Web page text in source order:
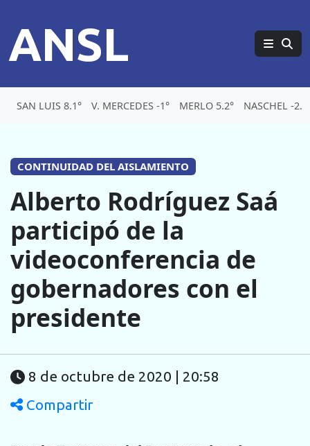
ANSL
SAN LUIS 8.1° V. MERCEDES -1° MERLO 5.2° NASCHEL -
CONTINUIDAD DEL AISLAMIENTO
Alberto Rodríguez Saá
participó de la
videoconferencia de
gobernadores con el
presidente
8 de octubre de 2020 | 20:58
Compartir